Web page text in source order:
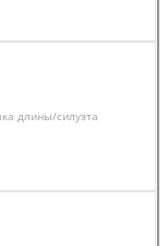
длины/силуэта